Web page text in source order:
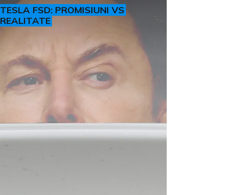
TESLA FSD: PROMISIUNI VS
REALITATE